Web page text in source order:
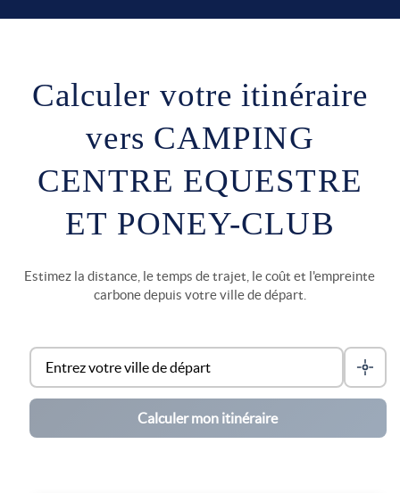
Calculer votre itinéraire
vers CAMPING
CENTRE EQUESTRE
ET PONEY-CLUB
Estimez la distance, le temps de trajet, le coût et l'empreinte
carbone depuis votre ville de départ.
Calculer mon itinéraire